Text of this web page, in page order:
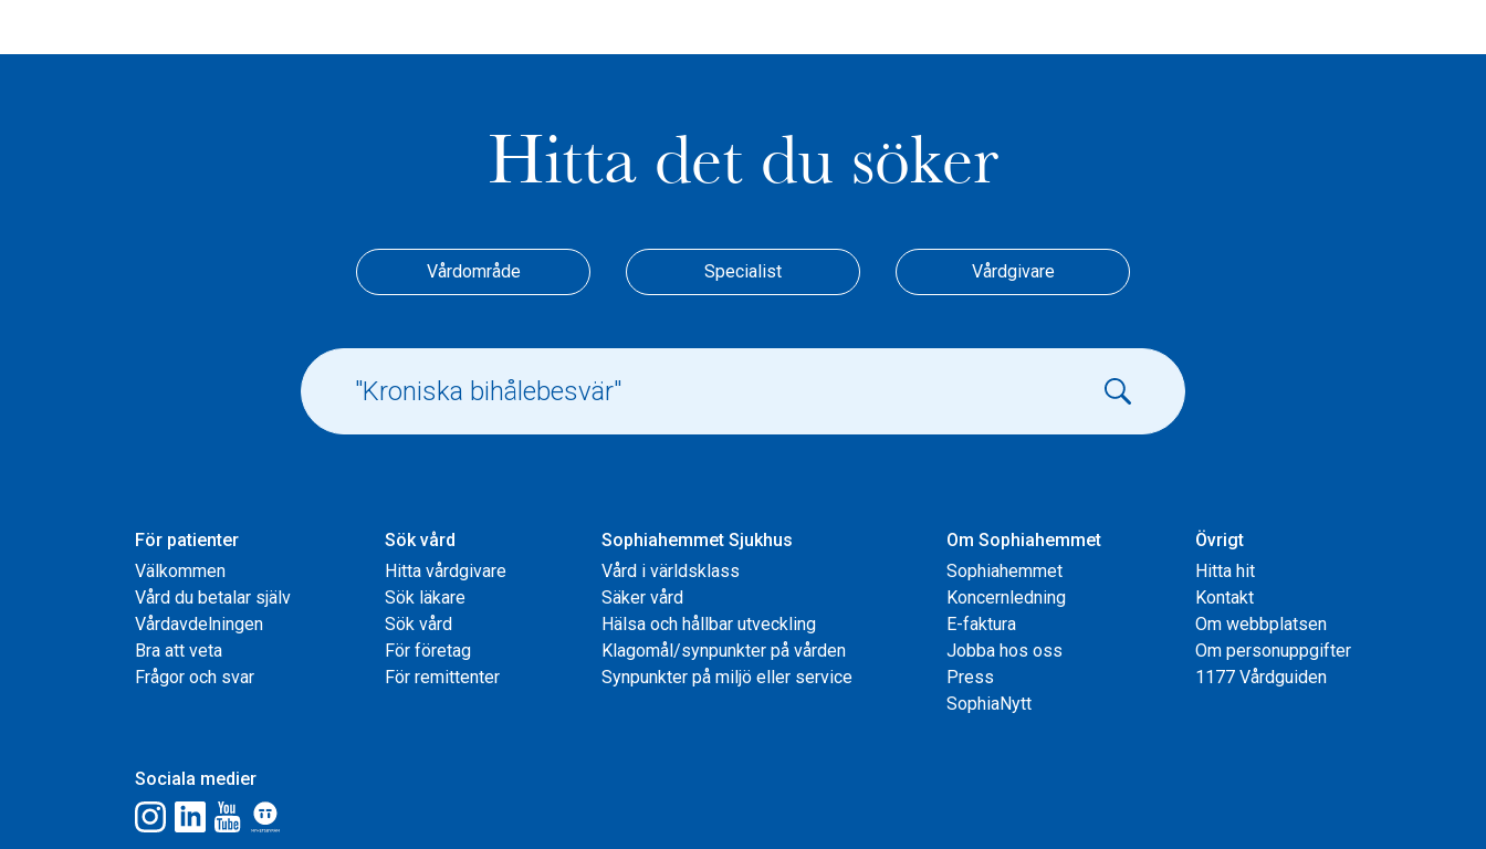
Hitta det du söker
Vårdområde Specialist Vårdgivare
För patienter
Välkommen
Vård du betalar själv
Vårdavdelningen
Bra att veta
Frågor och svar
Sök vård
Hitta vårdgivare
Sök läkare
Sök vård
För företag
För remittenter
Sophiahemmet Sjukhus
Vård i världsklass
Säker vård
Hälsa och hållbar utveckling
Klagomål/synpunkter på vården
Synpunkter på miljö eller service
Om Sophiahemmet
Sophiahemmet
Koncernledning
E-faktura
Jobba hos oss
Press
SophiaNytt
Övrigt
Hitta hit
Kontakt
Om webbplatsen
Om personuppgifter
1177 Vårdguiden
Sociala medier